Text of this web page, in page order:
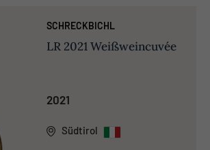
SCHRECKBICHL
LR 2021 Weißweincuvée
2021
Südtirol